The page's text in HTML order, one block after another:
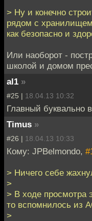
> Ну и конечно
рядом с
как безопасно и
Или наоборот -
школой и домом
al1 »
#25 | 18.04.13 10:32
Главный буквально
Timus »
#26 | 18.04.13 10:33
Кому: JPBelmondo,
> Ничего себе
>
> В ходе просмотра
то вспомнилось из
>